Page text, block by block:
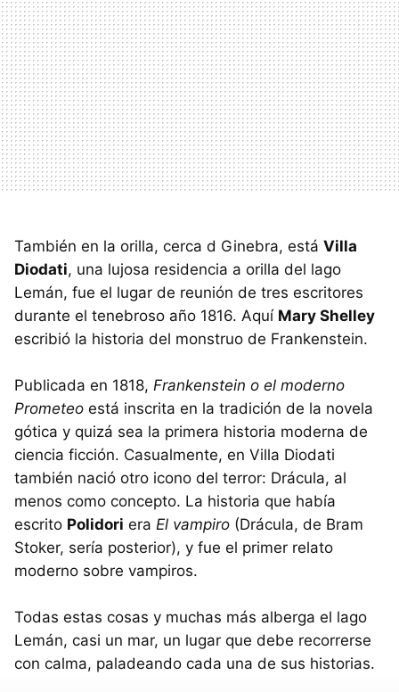
También en la orilla, cerca d Ginebra, está Villa
Diodati, una lujosa residencia a orilla del lago
Lemán, fue el lugar de reunión de tres escritores
durante el tenebroso año 1816. Aquí Mary Shelley
escribió la historia del monstruo de Frankenstein.
Publicada en 1818, Frankenstein o el moderno
Prometeo está inscrita en la tradición de la novela
gótica y quizá sea la primera historia moderna de
ciencia ficción. Casualmente, en Villa Diodati
también nació otro icono del terror: Drácula, al
menos como concepto. La historia que había
escrito Polidori era El vampiro (Drácula, de Bram
Stoker, sería posterior), y fue el primer relato
moderno sobre vampiros.
Todas estas cosas y muchas más alberga el lago
Lemán, casi un mar, un lugar que debe recorrerse
con calma, paladeando cada una de sus historias.